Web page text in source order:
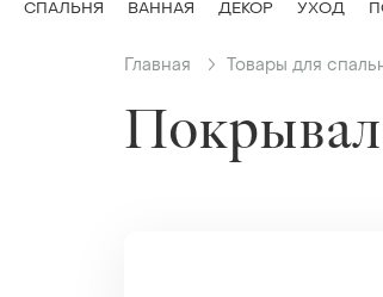
СПАЛЬНЯ ВАННАЯ ДЕКОР УХОД
Главная Товары для